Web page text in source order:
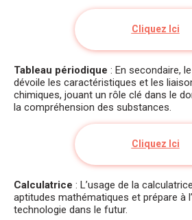
Cliquez Ici
Tableau périodique : En secondaire,
dévoile les caractéristiques et les
chimiques, jouant un rôle clé dans le
la compréhension des substances.
Cliquez Ici
Calculatrice : L’usage de la
aptitudes mathématiques et prépare à
technologie dans le futur.